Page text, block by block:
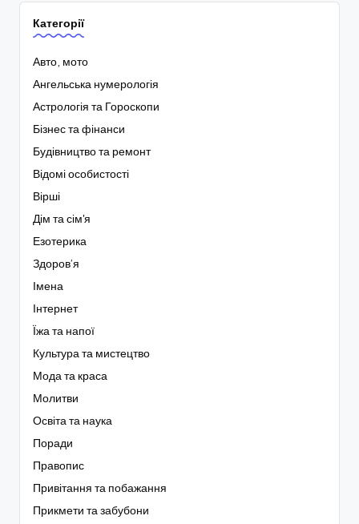
Категорії
Авто, мото
Ангельська нумерологія
Астрологія та Гороскопи
Бізнес та фінанси
Будівництво та ремонт
Відомі особистості
Вірші
Дім та сім'я
Езотерика
Здоров’я
Імена
Інтернет
Їжа та напої
Культура та мистецтво
Мода та краса
Молитви
Освіта та наука
Поради
Правопис
Привітання та побажання
Прикмети та забубони